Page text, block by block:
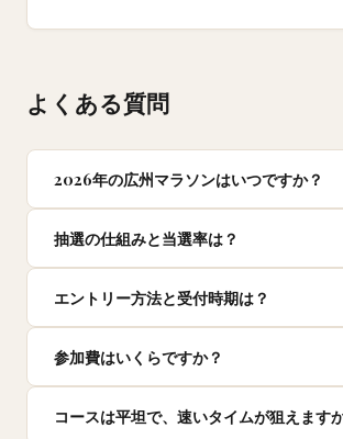
よくある質問
2026年の広州マラソンはいつですか？
抽選の仕組みと当選率は？
エントリー方法と受付時期は？
参加費はいくらですか？
コースは平坦で、速いタイムが狙えます